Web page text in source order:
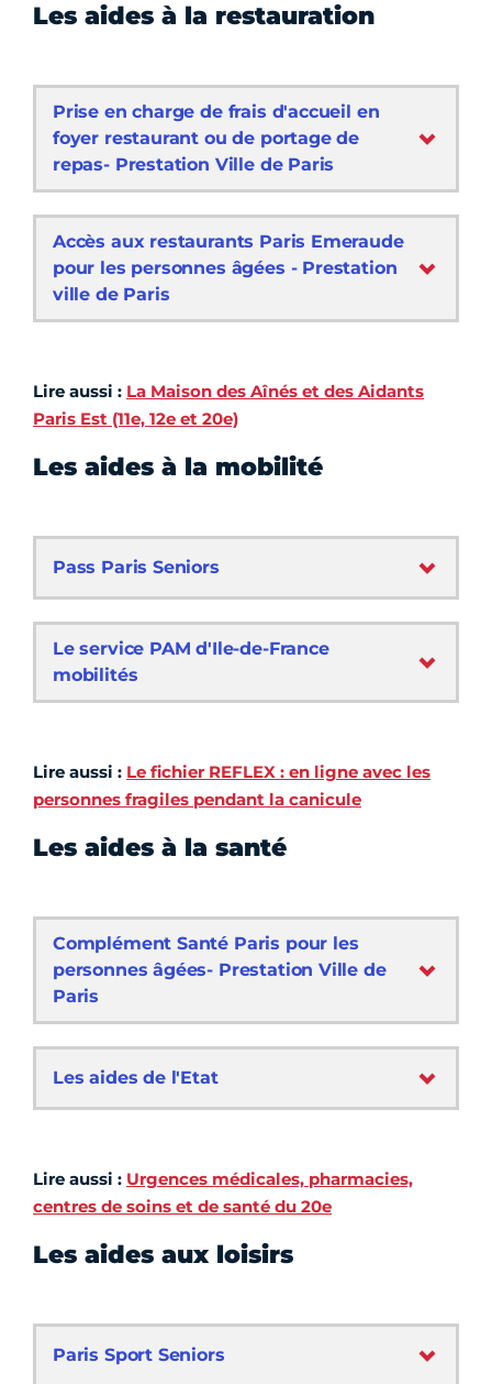
Les aides à la restauration
Prise en charge de frais d'accueil en
foyer restaurant ou de portage de
repas- Prestation Ville de Paris
Accès aux restaurants Paris Emeraude
pour les personnes âgées - Prestation
ville de Paris
Lire aussi : La Maison des Aînés et des Aidants
Paris Est (11e, 12e et 20e)
Les aides à la mobilité
Pass Paris Seniors
Le service PAM d'Ile-de-France
mobilités
Lire aussi : Le fichier REFLEX : en ligne avec les
personnes fragiles pendant la canicule
Les aides à la santé
Complément Santé Paris pour les
personnes âgées- Prestation Ville de
Paris
Les aides de l'Etat
Lire aussi : Urgences médicales, pharmacies,
centres de soins et de santé du 20e
Les aides aux loisirs
Paris Sport Seniors